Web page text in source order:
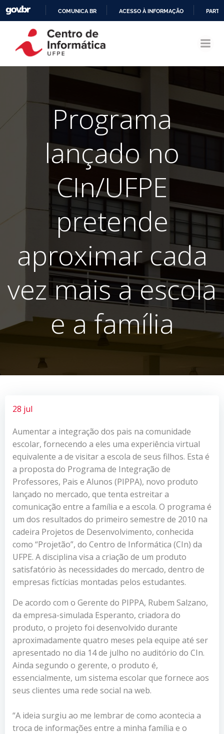
CONTEÚDO
COMUNICA BR ACESSO À INFORMAÇÃO
Programa
lançado no
CIn/UFPE
pretende
aproximar cada
vez mais a escola
e a família
28 jul
Aumentar a integração dos pais na comunidade
escolar, fornecendo a eles uma experiência virtual
equivalente a de visitar a escola de seus filhos. Esta é
a proposta do Programa de Integração de
Professores, Pais e Alunos (PIPPA), novo produto
lançado no mercado, que tenta estreitar a
comunicação entre a família e a escola. O programa é
um dos resultados do primeiro semestre de 2010 na
cadeira Projetos de Desenvolvimento, conhecida
como “Projetão”, do Centro de Informática (CIn) da
UFPE. A disciplina visa a criação de um produto
satisfatório às necessidades do mercado, dentro de
empresas fictícias montadas pelos estudantes.
De acordo com o Gerente do PIPPA, Rubem Salzano,
da empresa-simulada Esperanto, criadora do
produto, o projeto foi desenvolvido durante
aproximadamente quatro meses pela equipe até ser
apresentado no dia 14 de julho no auditório do CIn.
Ainda segundo o gerente, o produto é,
essencialmente, um sistema escolar que fornece aos
seus clientes uma rede social na web.
“A ideia surgiu ao me lembrar de como acontecia a
troca de informações entre a minha família e o